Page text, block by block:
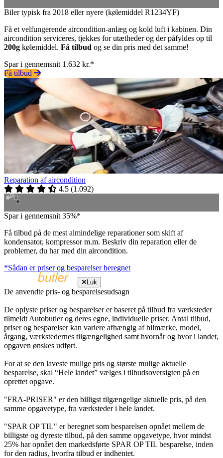
Biler typisk fra 2018 eller nyere (kølemiddel R1234YF)
Få et velfungerende aircondition-anlæg og kold luft i kabinen. Din
aircondition serviceres, tjekkes for utætheder og der påfyldes op til
200g kølemiddel. Få tilbud og se din pris med det samme!
Spar i gennemsnit 1.632 kr.*
Få tilbud
Reparation af aircondition
4.5 (1.092)
Spar i gennemsnit 35%*
Få tilbud på de mest almindelige reparationer som skift af
kondensator, kompressor m.m. Beskriv din reparation eller de
problemer, du har med din aircondition.
*Sådan er priser og besparelser beregnet
Luk
De anvendte pris- og besparelsesudsagn
De oplyste priser og besparelser er baseret på tilbud fra værksteder
tilmeldt Autobutler og deres egne, individuelle priser. Antal tilbud,
priser og besparelser kan variere afhængig af bilmærke, model,
årgang, værkstedernes tilgængelighed samt hvornår og hvor i landet,
opgaven ønskes udført.
For at se den laveste mulige pris og største mulige aktuelle
besparelse, skal “Hele landet” vælges i tilbudsoversigten på en
oprettet opgave.
"FRA-PRISER" er den billigst tilgængelige aktuelle pris, på den
samme opgavetype, fra værksteder i hele landet.
"SPAR OP TIL" er beregnet som besparelsen opnået mellem de
billigste og dyreste tilbud, på den samme opgavetype, hvor mindst
25% har opnået den markedsførte SPAR OP TIL besparelse, inden
for den radius, hvorfra tilbud er indhentet.